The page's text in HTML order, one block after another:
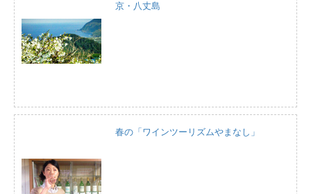
京・八丈島
春の「ワインツーリズムやまなし」